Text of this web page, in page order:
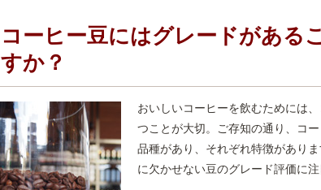
コーヒー豆にはグレードがある
すか？
おいしいコーヒーを飲むためには
つことが大切。ご存知の通り、コ
品種があり、それぞれ特徴があり
に欠かせない豆のグレード評価に